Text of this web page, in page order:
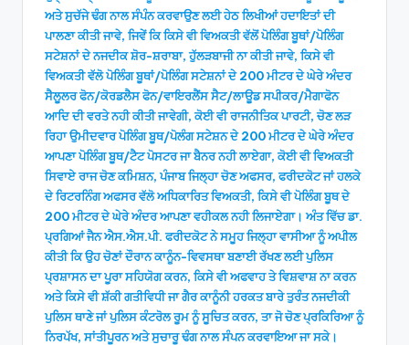
ਅਤੇ ਸੁਚੱਜੇ ਢੰਗ ਨਾਲ ਸੰਪੰਨ ਕਰਵਾਉਣ ਲਈ ਹੇਠ ਲਿਖੀਆਂ ਹਦਾਇਤਾਂ ਦੀ
ਪਾਲਣਾ ਕੀਤੀ ਜਾਵੇ, ਜਿਵੇਂ ਕਿ ਕਿਸੇ ਵੀ ਵਿਅਕਤੀ ਵੱਲੋਂ ਪੋਲਿੰਗ ਬੂਥਾਂ/ਪੋਲਿੰਗ
ਸਟੇਸ਼ਨਾਂ ਦੇ ਨਜਦੀਕ ਸ਼ੋਰ-ਸ਼ਰਾਬਾ, ਹੁੱਲੜਬਾਜੀ ਨਾ ਕੀਤੀ ਜਾਵੇ, ਕਿਸੇ ਵੀ
ਵਿਅਕਤੀ ਵੱਲੋ ਪੋਲਿੰਗ ਬੂਥਾਂ/ਪੋਲਿੰਗ ਸਟੇਸ਼ਨਾਂ ਦੇ 200 ਮੀਟਰ ਦੇ ਘੇਰੇ ਅੰਦਰ
ਸੈਲੂਲਰ ਫੋਨ/ਕੋਰਡਲੈਸ ਫੋਨ/ਵਾਇਰਲੈਂਸ ਸੈਟ/ਲਾਊਡ ਸਪੀਕਰ/ਮੈਗਾਫੋਨ
ਆਦਿ ਦੀ ਵਰਤੇ ਨਹੀ ਕੀਤੀ ਜਾਵੇਗੀ, ਕੋਈ ਵੀ ਰਾਜਨੀਤਿਕ ਪਾਰਟੀ, ਚੋਣ ਲੜ
ਰਿਹਾ ਉਮੀਦਵਾਰ ਪੋਲਿੰਗ ਬੂਥ/ਪੋਲੰਗ ਸਟੇਸ਼ਨ ਦੇ 200 ਮੀਟਰ ਦੇ ਘੇਰੇ ਅੰਦਰ
ਆਪਣਾ ਪੋਲਿੰਗ ਬੂਥ/ਟੈਟ ਪੋਸਟਰ ਜਾ ਬੈਨਰ ਨਹੀ ਲਾਏਗਾ, ਕੋਈ ਵੀ ਵਿਅਕਤੀ
ਸਿਵਾਏ ਰਾਜ ਚੋਣ ਕਮਿਸ਼ਨ, ਪੰਜਾਬ ਜਿਲ੍ਹਾ ਚੋਣ ਅਫਸਰ, ਫਰੀਦਕੋਟ ਜਾਂ ਹਲਕੇ
ਦੇ ਰਿਟਰਨਿੰਗ ਅਫਸਰ ਵੱਲੋ ਅਧਿਕਾਰਿਤ ਵਿਅਕਤੀ, ਕਿਸੇ ਵੀ ਪੋਲਿੰਗ ਬੂਥ ਦੇ
200 ਮੀਟਰ ਦੇ ਘੇਰੇ ਅੰਦਰ ਆਪਣਾ ਵਹੀਕਲ ਨਹੀ ਲਿਜਾਏਗਾ। ਅੰਤ ਵਿੱਚ ਡਾ.
ਪ੍ਰਗਿਆਂ ਜੈਨ ਐਸ.ਐਸ.ਪੀ. ਫਰੀਦਕੋਟ ਨੇ ਸਮੂਹ ਜਿਲ੍ਹਾ ਵਾਸੀਆ ਨੂੰ ਅਪੀਲ
ਕੀਤੀ ਕਿ ਉਹ ਚੋਣਾਂ ਦੌਰਾਨ ਕਾਨੂੰਨ-ਵਿਵਸਥਾ ਬਣਾਈ ਰੱਖਣ ਲਈ ਪੁਲਿਸ
ਪ੍ਰਸ਼ਾਸਨ ਦਾ ਪੂਰਾ ਸਹਿਯੋਗ ਕਰਨ, ਕਿਸੇ ਵੀ ਅਫਵਾਹ ਤੇ ਵਿਸ਼ਵਾਸ਼ ਨਾ ਕਰਨ
ਅਤੇ ਕਿਸੇ ਵੀ ਸ਼ੱਕੀ ਗਤੀਵਿਧੀ ਜਾ ਗੈਰ ਕਾਨੂੰਨੀ ਹਰਕਤ ਬਾਰੇ ਤੁਰੰਤ ਨਜਦੀਕੀ
ਪੁਲਿਸ ਥਾਣੇ ਜਾਂ ਪੁਲਿਸ ਕੰਟਰੋਲ ਰੂਮ ਨੂੰ ਸੂਚਿਤ ਕਰਨ, ਤਾ ਜੋ ਚੋਣ ਪ੍ਰਕਿਰਿਆ ਨੂੰ
ਨਿਰਪੱਖ, ਸਾਂਤੀਪੂਰਨ ਅਤੇ ਸੁਚਾਰੂ ਢੰਗ ਨਾਲ ਸੰਪਨ ਕਰਵਾਇਆ ਜਾ ਸਕੇ।